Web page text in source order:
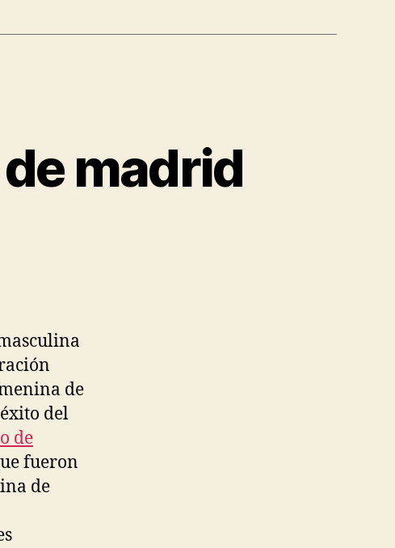
madrid
de
del
de
fueron
de